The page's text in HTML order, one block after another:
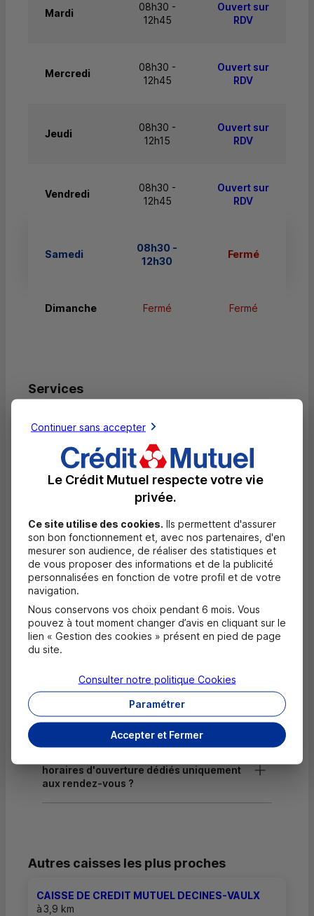
Mardi
08h30 -
12h45
Ouvert sur
RDV
Mercredi
08h30 -
12h45
Ouvert sur
RDV
Jeudi
08h30 -
12h15
Ouvert sur
RDV
Vendredi
08h30 -
12h45
Ouvert sur
RDV
Samedi
08h30 -
12h30
Fermé
Dimanche Fermé Fermé
Services
Dépôt valorisé de billets EUR
Retrait de rouleaux de monnaie EUR
Dépôt de monnaie EUR
Dépôt valorisé de chèques EUR
Dépôt de chèques EUR
Equipement pour déficients visuels
Masquer
Questions fréquentes
l'ouverture d'un compte pour un majeur ?
Où trouver les numéros d'urgence ?
horaires d'ouverture dédiés uniquement
aux rendez-vous ?
Autres caisses les plus proches
CAISSE DE CREDIT MUTUEL DECINES-VAULX
à3,9 km
Continuer sans accepter
Le Crédit Mutuel respecte votre vie
privée.
Ce site utilise des cookies. Ils permettent d'assurer
son bon fonctionnement et, avec nos partenaires, d'en
mesurer son audience, de réaliser des statistiques et
de vous proposer des informations et de la publicité
personnalisées en fonction de votre profil et de votre
navigation.
Nous conservons vos choix pendant 6 mois. Vous
pouvez à tout moment changer d’avis en cliquant sur le
lien « Gestion des cookies » présent en pied de page
du site.
Accepter et Fermer
Paramétrer
Consulter notre politique Cookies